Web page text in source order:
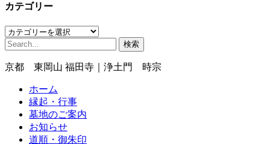
カ
ブ
カテゴリー
カ
テ
リ
検
京都 東岡山 福田寺｜浄土門 時宗
ホーム
縁起・行事
墓地のご案内
お知らせ
道順・御朱印